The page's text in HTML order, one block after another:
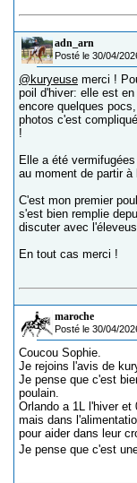
adn_arn
Posté le 30/04/
@kuryeuse merci !
poil d'hiver: elle est
encore quelques
photos c'est
!
Elle a été
au moment de partir à
C'est mon premier
s'est bien remplie
discuter avec
En tout cas merci !
maroche
Posté le 30/04/
Coucou Sophie.
Je rejoins l'avis de
Je pense que c'est
poulain.
Orlando a 1L l'hiver et
mais dans
pour aider dans leur
Je pense que c'est